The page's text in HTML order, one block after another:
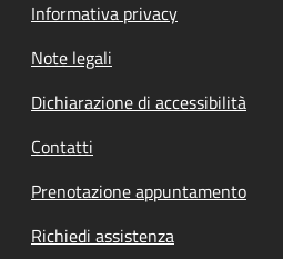
Informativa privacy
Note legali
Dichiarazione di accessibilità
Contatti
Prenotazione appuntamento
Richiedi assistenza